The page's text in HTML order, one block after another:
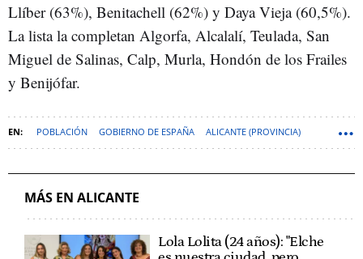
Llíber (63%), Benitachell (62%) y Daya Vieja (60,5%).
La lista la completan Algorfa, Alcalalí, Teulada, San
Miguel de Salinas, Calp, Murla, Hondón de los Frailes
y Benijófar.
POBLACIÓN GOBIERNO DE ESPAÑA ALICANTE (PROVINCIA)
MÁS EN ALICANTE
Lola Lolita (24 años): "Elche